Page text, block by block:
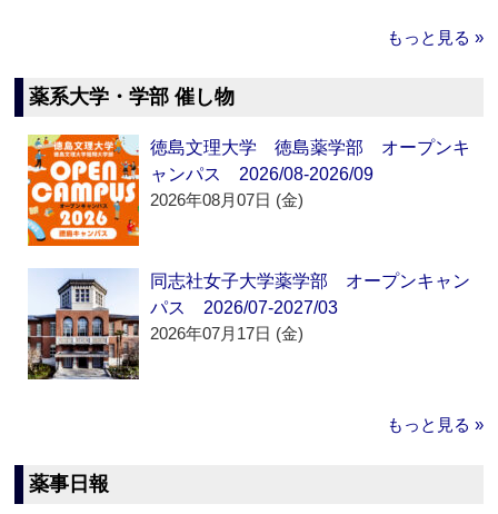
もっと見る »
薬系大学・学部 催し物
徳島文理大学 徳島薬学部 オープンキ
ャンパス 2026/08-2026/09
2026年08月07日 (金)
同志社女子大学薬学部 オープンキャン
パス 2026/07-2027/03
2026年07月17日 (金)
もっと見る »
薬事日報